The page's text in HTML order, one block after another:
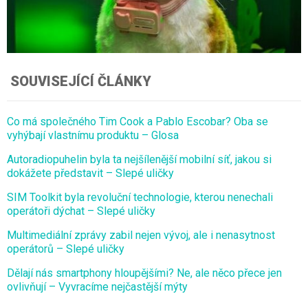
SOUVISEJÍCÍ ČLÁNKY
Co má společného Tim Cook a Pablo Escobar? Oba se
vyhýbají vlastnímu produktu – Glosa
Autoradiopuhelin byla ta nejšílenější mobilní síť, jakou si
dokážete představit – Slepé uličky
SIM Toolkit byla revoluční technologie, kterou nenechali
operátoři dýchat – Slepé uličky
Multimediální zprávy zabil nejen vývoj, ale i nenasytnost
operátorů – Slepé uličky
Dělají nás smartphony hloupějšími? Ne, ale něco přece jen
ovlivňují – Vyvracíme nejčastější mýty